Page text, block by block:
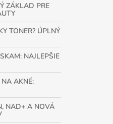
ZÁKLAD PRE
TONER? ÚPLNÝ
NAJLEPŠIE
AKNÉ:
NAD+ A NOVÁ